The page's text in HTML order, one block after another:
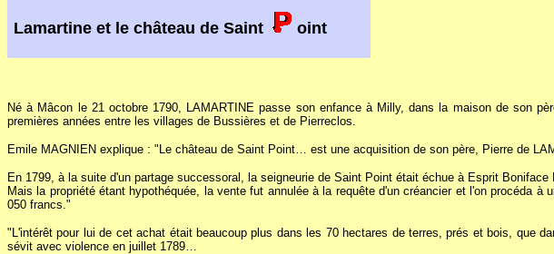
Lamartine et le château de Saint oint
Né à Mâcon le 21 octobre 1790, LAMARTINE passe son enfance à Milly, dans la maison de son
premières années entre les villages de Bussières et de Pierreclos.
Emile MAGNIEN explique : "Le château de Saint Point… est une acquisition de son père, Pierre de
En 1799, à la suite d'un partage successoral, la seigneurie de Saint Point était échue à Esprit
Mais la propriété étant hypothéquée, la vente fut annulée à la requête d'un créancier et l'on procéda
050 francs."
"L'intérêt pour lui de cet achat était beaucoup plus dans les 70 hectares de terres, prés et bois, que
sévit avec violence en juillet 1789…